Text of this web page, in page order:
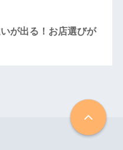
が出る！お店選びが